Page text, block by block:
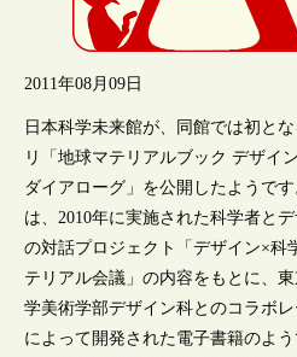
2011年08月09日
日本科学未来館が、同館では初と
リ「地球マテリアルブック デザイ
ダイアローグ」を公開したようで
は、2010年に実施された科学者と
の対話プロジェクト「デザイン×科
テリアル会議」の内容をもとに、
学美術学部デザイン科とのコラボ
によって開発された電子書籍のよ